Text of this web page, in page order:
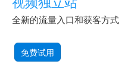
全新的流量入口和获客方式
免费试用